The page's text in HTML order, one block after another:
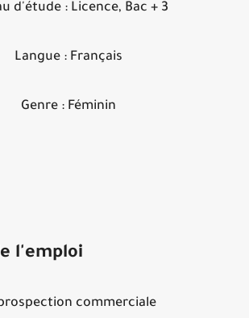
d'étude :Licence, Bac + 3
Langue :Français
Genre :Féminin
l'emploi
prospection commerciale.